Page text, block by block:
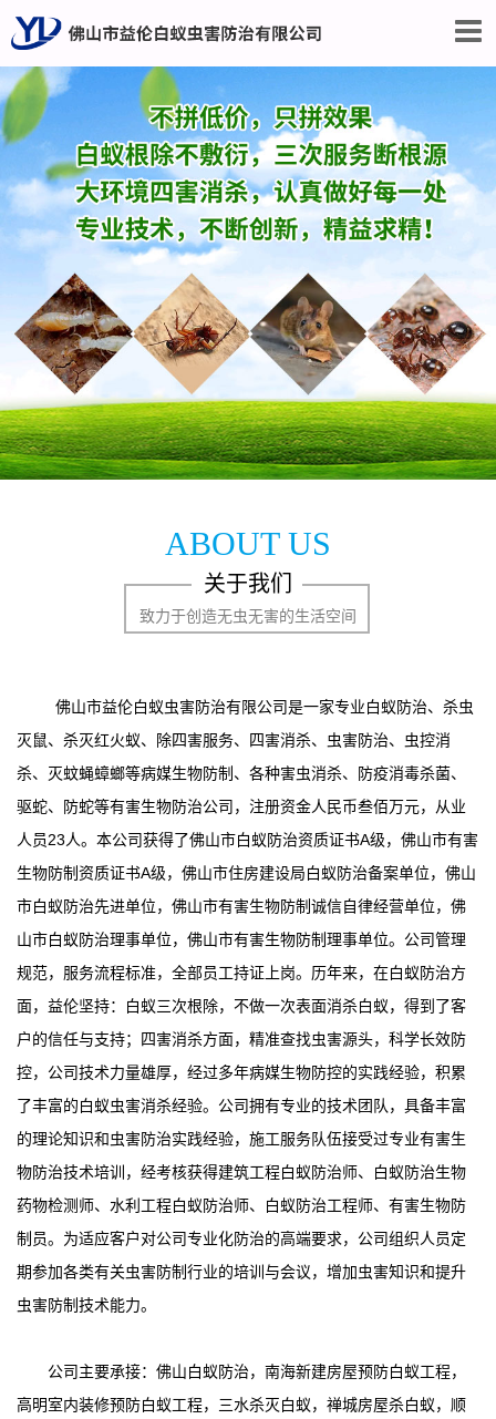
ABOUT US
关于我们
致力于创造无虫无害的生活空间
佛山市益伦白蚁虫害防治有限公司是一家专业白蚁防治、杀虫
灭鼠、杀灭红火蚁、除四害服务、四害消杀、虫害防治、虫控消
杀、灭蚊蝇蟑螂等病媒生物防制、各种害虫消杀、防疫消毒杀菌、
驱蛇、防蛇等有害生物防治公司，注册资金人民币叁佰万元，从业
人员23人。本公司获得了佛山市白蚁防治资质证书A级，佛山市有害
生物防制资质证书A级，佛山市住房建设局白蚁防治备案单位，佛山
市白蚁防治先进单位，佛山市有害生物防制诚信自律经营单位，佛
山市白蚁防治理事单位，佛山市有害生物防制理事单位。公司管理
规范，服务流程标准，全部员工持证上岗。历年来，在白蚁防治方
面，益伦坚持：白蚁三次根除，不做一次表面消杀白蚁，得到了客
户的信任与支持；四害消杀方面，精准查找虫害源头，科学长效防
控，公司技术力量雄厚，经过多年病媒生物防控的实践经验，积累
了丰富的白蚁虫害消杀经验。公司拥有专业的技术团队，具备丰富
的理论知识和虫害防治实践经验，施工服务队伍接受过专业有害生
物防治技术培训，经考核获得建筑工程白蚁防治师、白蚁防治生物
药物检测师、水利工程白蚁防治师、白蚁防治工程师、有害生物防
制员。为适应客户对公司专业化防治的高端要求，公司组织人员定
期参加各类有关虫害防制行业的培训与会议，增加虫害知识和提升
虫害防制技术能力。
公司主要承接：佛山白蚁防治，南海新建房屋预防白蚁工程，
高明室内装修预防白蚁工程，三水杀灭白蚁，禅城房屋杀白蚁，顺